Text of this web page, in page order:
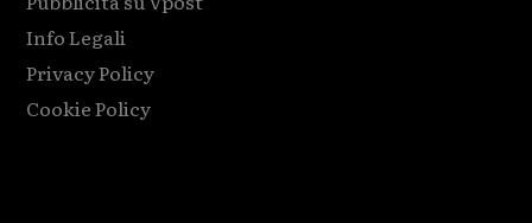
Info Legali
Privacy Policy
Cookie Policy